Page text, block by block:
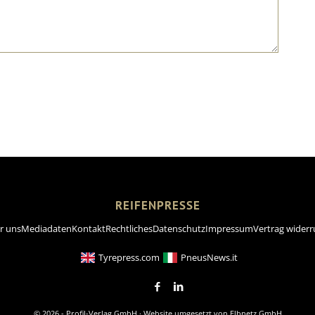
REIFENPRESSE
unsMediadatenKontaktRechtlichesDatenschutzImpressumVertrag
Tyrepress.com PneusNews.it